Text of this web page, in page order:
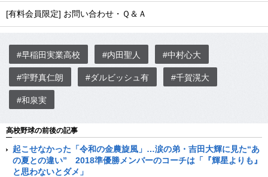
[有料会員限定] お問い合わせ・Ｑ＆Ａ
#早稲田実業高校 #内田聖人 #中村心大
#宇野真仁朗 #ダルビッシュ有 #千賀滉大
#和泉実
高校野球の前後の記事
起こせなかった「令和の金農旋風」…涙の弟・吉田大輝に見た“あ
の夏との違い” 2018準優勝メンバーのコーチは「『輝星よりも』
と思わないとダメ」